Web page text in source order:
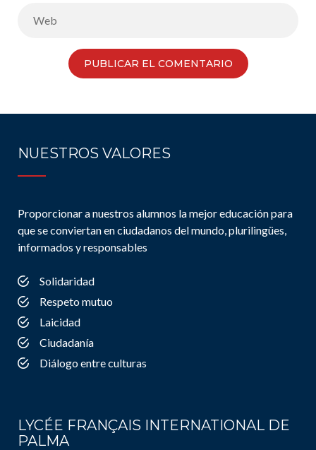
NUESTROS VALORES
Proporcionar a nuestros alumnos la mejor educación para
que se conviertan en ciudadanos del mundo, plurilingües,
informados y responsables
Solidaridad
Respeto mutuo
Laicidad
Ciudadanía
Diálogo entre culturas
LYCÉE FRANÇAIS INTERNATIONAL DE
PALMA